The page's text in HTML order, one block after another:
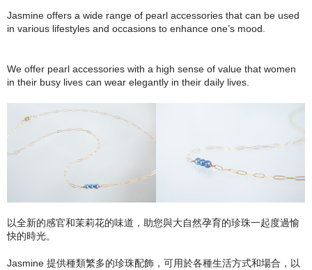
Jasmine offers a wide range of pearl accessories that can be used
in various lifestyles and occasions to enhance one’s mood.
We offer pearl accessories with a high sense of value that women
in their busy lives can wear elegantly in their daily lives.
以全新的感官和茉莉花的味道，助您與大自然孕育的珍珠一起度過愉
快的時光。
Jasmine 提供種類繁多的珍珠配飾，可用於各種生活方式和場合，以